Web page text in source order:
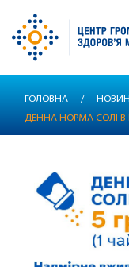
основного
ГОЛОВНА /
ДЕННА НОРМА СОЛІ В